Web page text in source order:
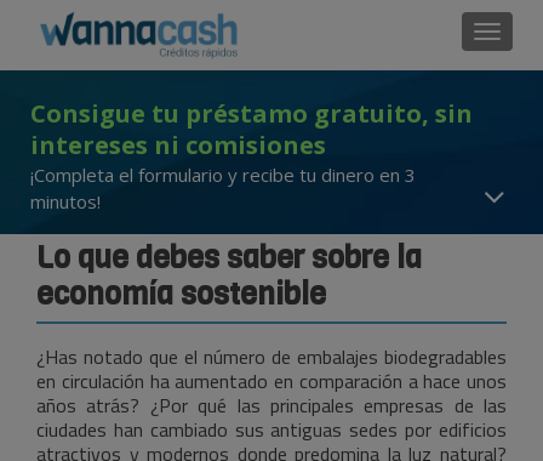
Consigue tu préstamo gratuito, sin
intereses ni comisiones
¡Completa el formulario y recibe tu dinero en 3
minutos!
Lo que debes saber sobre la
economía sostenible
¿Has notado que el número de embalajes biodegradables
en circulación ha aumentado en comparación a hace unos
años atrás? ¿Por qué las principales empresas de las
ciudades han cambiado sus antiguas sedes por edificios
atractivos y modernos donde predomina la luz natural?